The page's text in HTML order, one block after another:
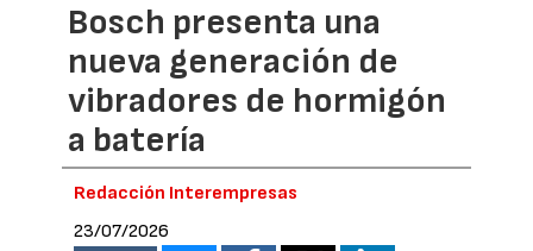
Bosch presenta una
nueva generación de
vibradores de hormigón
a batería
Redacción Interempresas
23/07/2026